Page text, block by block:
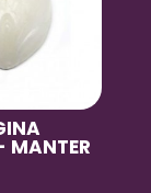
MANTER